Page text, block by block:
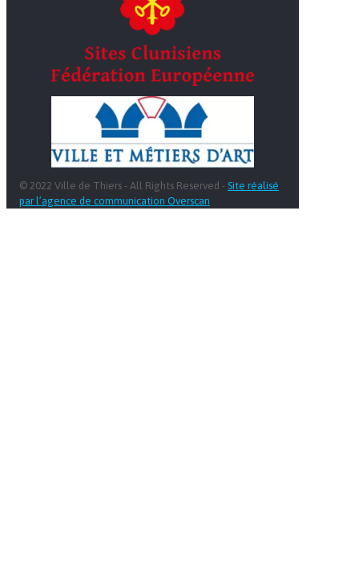
© 2022 Ville de Thiers - All Rights Reserved - Site réalisé
par l’agence de communication Overscan